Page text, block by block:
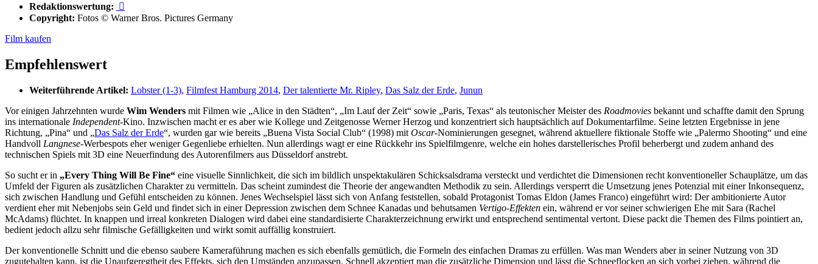
Redaktionswertung:

Copyright: Fotos © Warner Bros. Pictures Germany
Film kaufen
Empfehlenswert
Weiterführende Artikel: Lobster (1-3), Filmfest Hamburg 2014, Der talentierte Mr. Ripley, Das Salz der Erde, Junun
Vor einigen Jahrzehnten wurde Wim Wenders mit Filmen wie „Alice in den Städten“, „Im Lauf der Zeit“ sowie „Paris, Texas“ als teutonischer Meister des Roadmovies bekannt und schaffte damit den Sprung
ins internationale Independent-Kino. Inzwischen macht er es aber wie Kollege und Zeitgenosse Werner Herzog und konzentriert sich hauptsächlich auf Dokumentarfilme. Seine letzten Ergebnisse in jene
Richtung, „Pina“ und „Das Salz der Erde“, wurden gar wie bereits „Buena Vista Social Club“ (1998) mit Oscar-Nominierungen gesegnet, während aktuellere fiktionale Stoffe wie „Palermo Shooting“ und eine
Handvoll Langnese-Werbespots eher weniger Gegenliebe erhielten. Nun allerdings wagt er eine Rückkehr ins Spielfilmgenre, welche ein hohes darstellerisches Profil beherbergt und zudem anhand des
technischen Spiels mit 3D eine Neuerfindung des Autorenfilmers aus Düsseldorf anstrebt.
So sucht er in „Every Thing Will Be Fine“ eine visuelle Sinnlichkeit, die sich im bildlich unspektakulären Schicksalsdrama versteckt und verdichtet die Dimensionen recht konventioneller Schauplätze, um das
Umfeld der Figuren als zusätzlichen Charakter zu vermitteln. Das scheint zumindest die Theorie der angewandten Methodik zu sein. Allerdings versperrt die Umsetzung jenes Potenzial mit einer Inkonsequenz,
sich zwischen Handlung und Gefühl entscheiden zu können. Jenes Wechselspiel lässt sich von Anfang feststellen, sobald Protagonist Tomas Eldon (James Franco) eingeführt wird: Der ambitionierte Autor
verdient eher mit Nebenjobs sein Geld und findet sich in einer Depression zwischen dem Schnee Kanadas und behutsamen Vertigo-Effekten ein, während er vor seiner schwierigen Ehe mit Sara (Rachel
McAdams) flüchtet. In knappen und irreal konkreten Dialogen wird dabei eine standardisierte Charakterzeichnung erwirkt und entsprechend sentimental vertont. Diese packt die Themen des Films pointiert an,
bedient jedoch allzu sehr filmische Gefälligkeiten und wirkt somit auffällig konstruiert.
Der konventionelle Schnitt und die ebenso saubere Kameraführung machen es sich ebenfalls gemütlich, die Formeln des einfachen Dramas zu erfüllen. Was man Wenders aber in seiner Nutzung von 3D
zugutehalten kann, ist die Unaufgeregtheit des Effekts, sich den Umständen anzupassen. Schnell akzeptiert man die zusätzliche Dimension und lässt die Schneeflocken an sich vorbei ziehen, während die